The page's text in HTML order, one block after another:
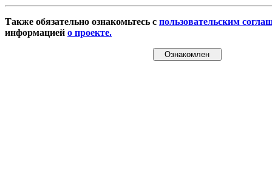
Также обязательно ознакомьтесь с пользовательским
информацией о проекте.
Ознакомлен